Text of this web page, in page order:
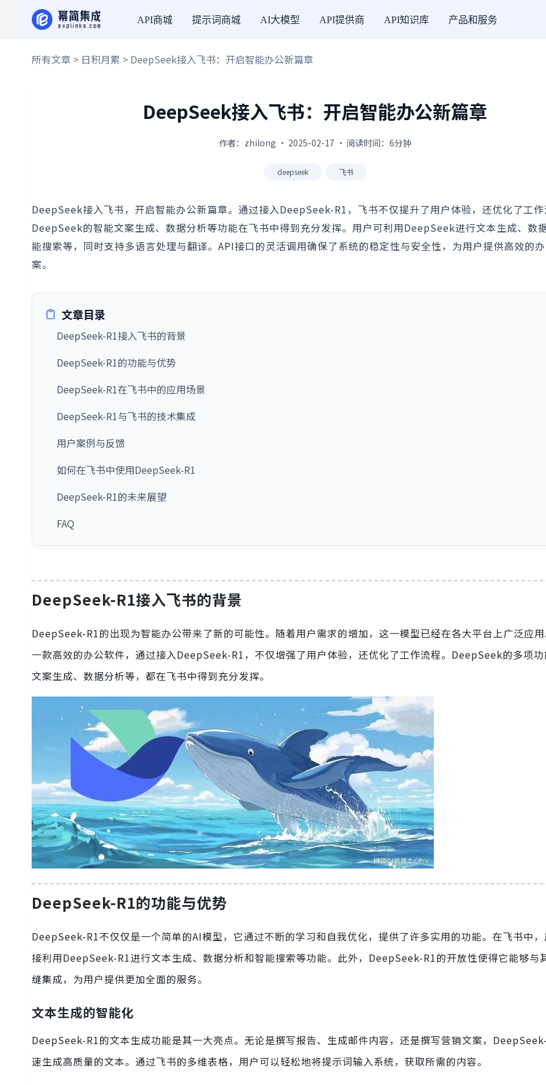
API商城 提示词商城 AI大模型 API提供商 API知识库 产品和服务
所有文章 > 日积月累 > DeepSeek接入飞书：开启智能办公新篇章
DeepSeek接入飞书：开启智能办公新篇章
作者：zhilong · 2025-02-17 · 阅读时间：6分钟
deepseek 飞书
DeepSeek接入飞书，开启智能办公新篇章。通过接入DeepSeek-R1，飞书不仅提升了用户体验，还优化了工作
DeepSeek的智能文案生成、数据分析等功能在飞书中得到充分发挥。用户可利用DeepSeek进行文本生成、数
能搜索等，同时支持多语言处理与翻译。API接口的灵活调用确保了系统的稳定性与安全性，为用户提供高效的
案。
文章目录
DeepSeek-R1接入飞书的背景
DeepSeek-R1的功能与优势
DeepSeek-R1在飞书中的应用场景
DeepSeek-R1与飞书的技术集成
用户案例与反馈
如何在飞书中使用DeepSeek-R1
DeepSeek-R1的未来展望
FAQ
DeepSeek-R1接入飞书的背景
DeepSeek-R1的出现为智能办公带来了新的可能性。随着用户需求的增加，这一模型已经在各大平台上广泛应
一款高效的办公软件，通过接入DeepSeek-R1，不仅增强了用户体验，还优化了工作流程。DeepSeek的多项
文案生成、数据分析等，都在飞书中得到充分发挥。
DeepSeek-R1的功能与优势
DeepSeek-R1不仅仅是一个简单的AI模型，它通过不断的学习和自我优化，提供了许多实用的功能。在飞书中
接利用DeepSeek-R1进行文本生成、数据分析和智能搜索等功能。此外，DeepSeek-R1的开放性使得它能够与
缝集成，为用户提供更加全面的服务。
文本生成的智能化
DeepSeek-R1的文本生成功能是其一大亮点。无论是撰写报告、生成邮件内容，还是撰写营销文案，
速生成高质量的文本。通过飞书的多维表格，用户可以轻松地将提示词输入系统，获取所需的内容。